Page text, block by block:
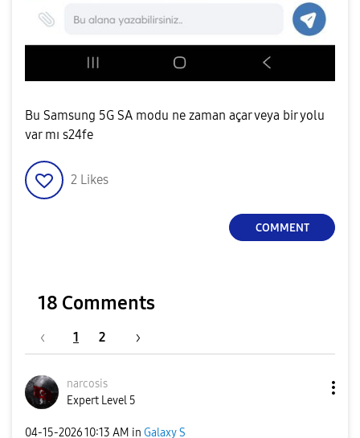
Bu Samsung 5G SA modu ne zaman açar veya bir yolu
var mı s24fe
2 Likes
COMMENT
18 Comments
1 2
narcosis
Expert Level 5
‎04-15-202610:13 AM in Galaxy S